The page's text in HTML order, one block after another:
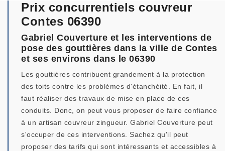
Prix concurrentiels couvreur
Contes 06390
Gabriel Couverture et les interventions de
pose des gouttières dans la ville de Contes
et ses environs dans le 06390
Les gouttières contribuent grandement à la protection
des toits contre les problèmes d'étanchéité. En fait, il
faut réaliser des travaux de mise en place de ces
conduits. Donc, on peut vous proposer de faire confiance
à un artisan couvreur zingueur. Gabriel Couverture peut
s'occuper de ces interventions. Sachez qu'il peut
proposer des tarifs qui sont intéressants et accessibles à